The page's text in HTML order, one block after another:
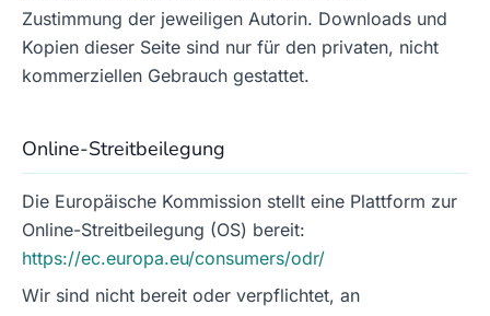
Zustimmung der jeweiligen Autorin. Downloads und
Kopien dieser Seite sind nur für den privaten, nicht
kommerziellen Gebrauch gestattet.
Online-Streitbeilegung
Die Europäische Kommission stellt eine Plattform zur
Online-Streitbeilegung (OS) bereit:
https://ec.europa.eu/consumers/odr/
Wir sind nicht bereit oder verpflichtet, an